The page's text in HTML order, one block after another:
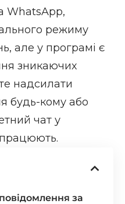
WhatsApp,
режиму
але у програмі є
зникаючих
надсилати
будь-кому або
чат у
за